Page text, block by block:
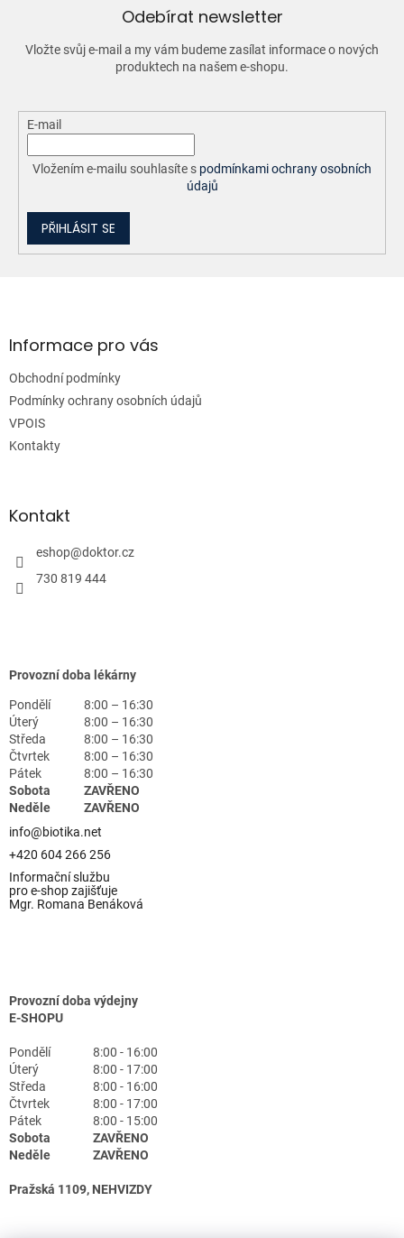
p
r
v
k
v
i
s
u
Odebírat newsletter
Vložte svůj e-mail a my vám budeme zasílat informace o nových
produktech na našem e-shopu.
E-mail
Vložením e-mailu souhlasíte s podmínkami ochrany osobních
údajů
PŘIHLÁSIT SE
aInformace pro vás
Obchodní podmínky
Podmínky ochrany osobních údajů
VPOIS
Kontakty
Kontakt
eshop@doktor.cz
730 819 444
Provozní doba lékárny
Pondělí
8:00 – 16:30
Úterý
8:00 – 16:30
Středa
8:00 – 16:30
Čtvrtek
8:00 – 16:30
Pátek
8:00 – 16:30
Sobota
ZAVŘENO
Neděle
ZAVŘENO
info@biotika.net
+420 604 266 256
Informační službu
pro e-shop zajišťuje
Mgr. Romana Benáková
Provozní doba výdejny
E-SHOPU
Pondělí
8:00 - 16:00
Úterý
8:00 - 17:00
Středa
8:00 - 16:00
Čtvrtek
8:00 - 17:00
Pátek
8:00 - 15:00
Sobota
ZAVŘENO
Neděle
ZAVŘENO
Pražská 1109, NEHVIZDY